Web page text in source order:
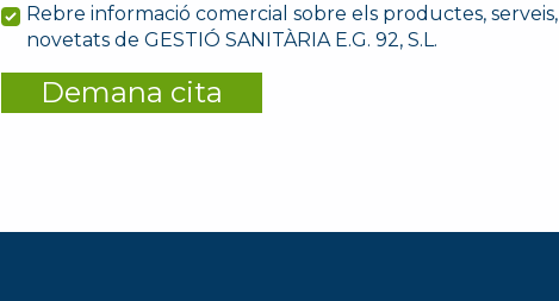
Rebre informació comercial sobre els productes, serveis,
novetats de GESTIÓ SANITÀRIA E.G. 92, S.L.
Demana cita